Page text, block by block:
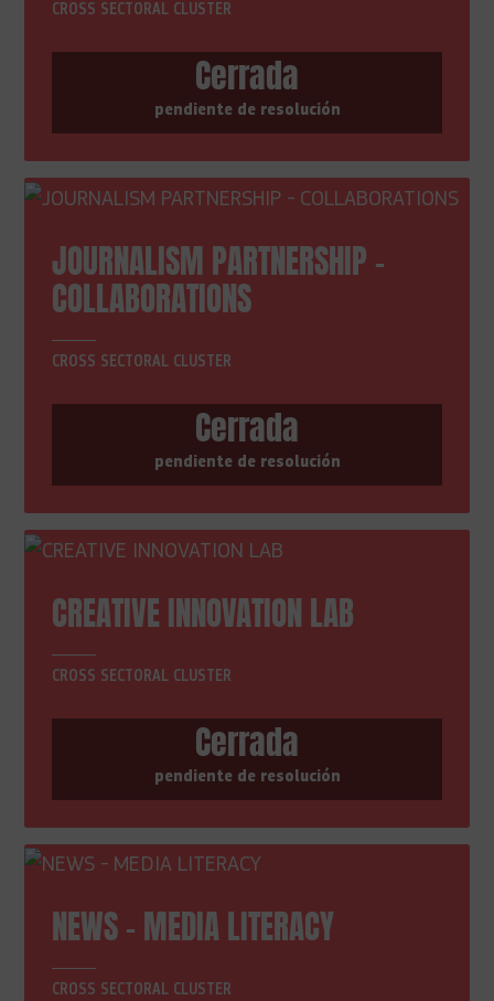
CROSS SECTORAL CLUSTER
Cerrada
pendiente de resolución
JOURNALISM PARTNERSHIP -
COLLABORATIONS
CROSS SECTORAL CLUSTER
Cerrada
pendiente de resolución
CREATIVE INNOVATION LAB
CROSS SECTORAL CLUSTER
Cerrada
pendiente de resolución
NEWS - MEDIA LITERACY
CROSS SECTORAL CLUSTER